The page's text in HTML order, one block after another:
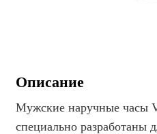
Описание
Мужские наручные часы
специально разработаны